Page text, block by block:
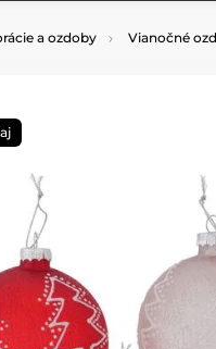
a ozdoby Vianočné